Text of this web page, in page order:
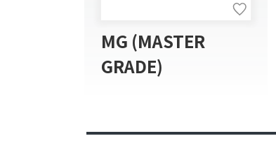
MG (MASTER
GRADE)